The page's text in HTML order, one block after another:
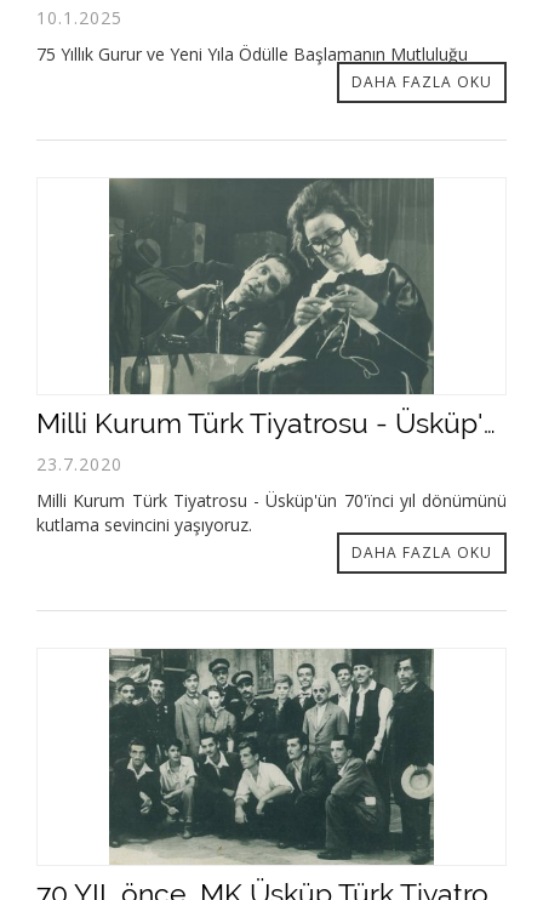
10.1.2025
75 Yıllık Gurur ve Yeni Yıla Ödülle Başlamanın Mutluluğu
DAHA FAZLA OKU
Milli Kurum Türk Tiyatrosu - Üsküp'ün 70'ïnci yıl dönümünü kutlama sevincini yaşıyoruz.
23.7.2020
Milli Kurum Türk Tiyatrosu - Üsküp'ün 70'ïnci yıl dönümünü
kutlama sevincini yaşıyoruz.
DAHA FAZLA OKU